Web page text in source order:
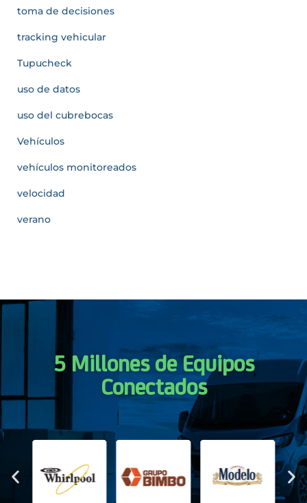
toma de decisiones
tracking vehicular
Tupucheck
uso de datos
uso del cubrebocas
Vehículos
vehículos monitoreados
velocidad
verano
5 Millones de Equipos
Conectados